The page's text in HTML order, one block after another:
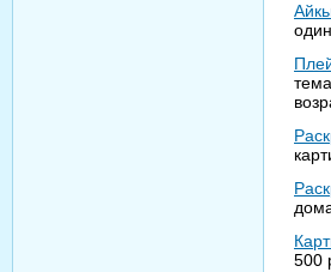
500